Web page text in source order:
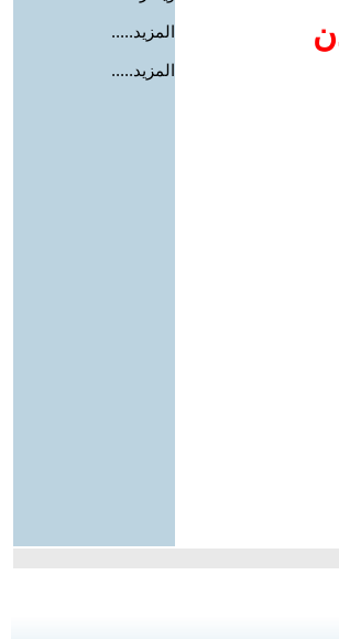
المزيد.....
المزيد.....